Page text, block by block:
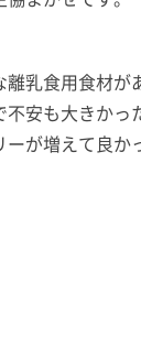
離乳食用食材
不安も大きか
が増えて良か